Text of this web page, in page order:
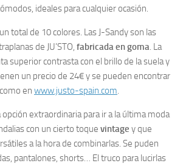
ideales para cualquier ocasión.
total de 10 colores. Las J-Sandy son las
de JU’STO, fabricada en goma . La
superior contrasta con el brillo de la suela y
un precio de 24€ y se pueden encontrar
en www.justo-spain.com
opción extraordinaria para ir a la última moda
con un cierto toque vintage y que
a la hora de combinarlas. Se puden
pantalones, shorts… El truco para lucirlas